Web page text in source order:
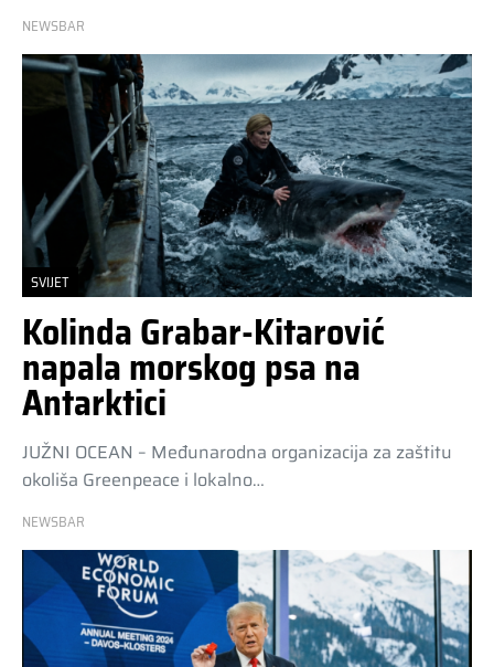
NEWSBAR
SVIJET
Kolinda Grabar-Kitarović
napala morskog psa na
Antarktici
JUŽNI OCEAN – Međunarodna organizacija za zaštitu
okoliša Greenpeace i lokalno…
NEWSBAR